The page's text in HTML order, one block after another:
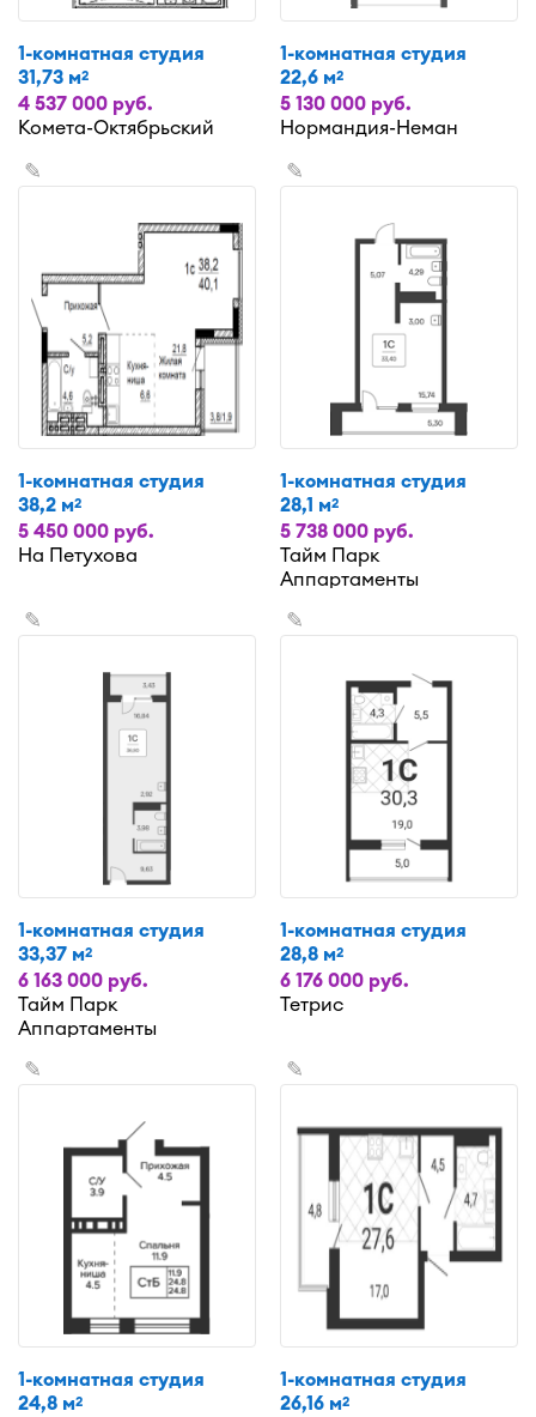
1-комнатная студия
31,73 м2
4 537 000 руб.
Комета-Октябрьский
1-комнатная студия
22,6 м2
5 130 000 руб.
Нормандия-Неман
✎
1-комнатная студия
38,2 м2
5 450 000 руб.
На Петухова
✎
1-комнатная студия
28,1 м2
5 738 000 руб.
Тайм Парк
Аппартаменты
✎
1-комнатная студия
33,37 м2
6 163 000 руб.
Тайм Парк
Аппартаменты
✎
1-комнатная студия
28,8 м2
6 176 000 руб.
Тетрис
✎
1-комнатная студия
24,8 м2
✎
1-комнатная студия
26,16 м2